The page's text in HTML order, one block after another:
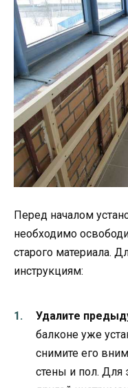
Перед началом
необходимо
старого материала.
инструкциям:
Удалите
балконе уже
снимите его
стены и пол. Для